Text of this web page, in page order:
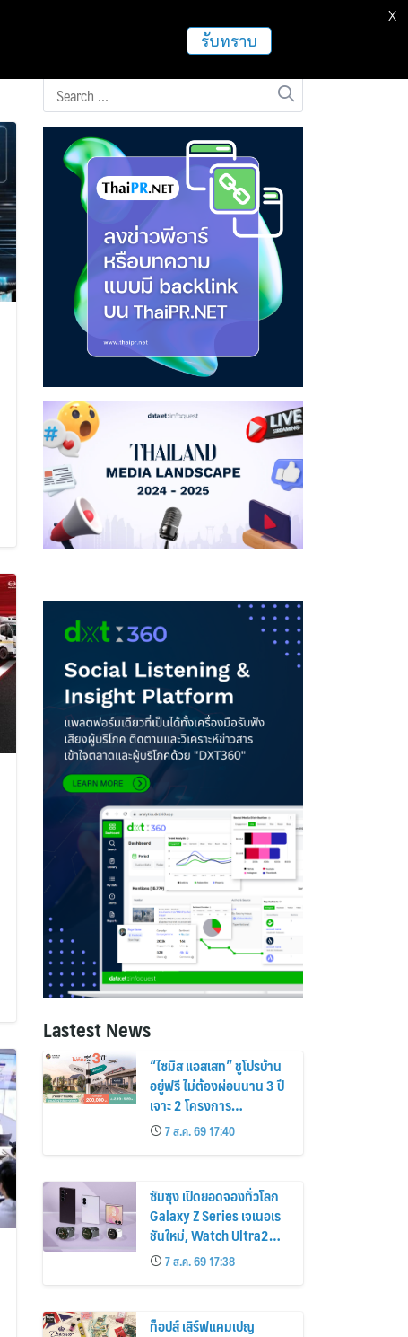
ฝากข่าวประชาสัมพันธ์
Lastest News
“ไซมิส แอสเสท” ชูโปรบ้าน
อยู่ฟรี ไม่ต้องผ่อนนาน 3 ปี
เจาะ 2 โครงการ
“Siamese Holm–
Siamese Blossom”
พร้อมส่วนลดและสิทธิพิเศษ
ถึง 31 สิงหาคม 2569
7 ส.ค. 69 17:40
ซัมซุง เปิดยอดจองทั่วโลก
Galaxy Z Series เจเนอเร
ชันใหม่, Watch Ultra2
และ Watch9 สูงกว่ารุ่น
ก่อนหน้ากว่า 30%
7 ส.ค. 69 17:38
ท็อปส์ เสิร์ฟแคมเปญ
รับทราบ
X